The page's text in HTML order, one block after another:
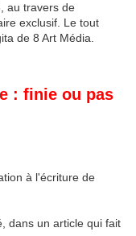
au travers de
exclusif. Le tout
de 8 Art Média.
: finie ou pas
à l'écriture de
dans un article qui fait